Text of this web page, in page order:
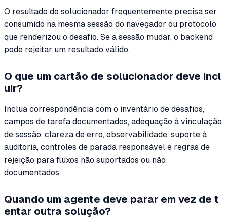
O resultado do solucionador frequentemente precisa ser
consumido na mesma sessão do navegador ou protocolo
que renderizou o desafio. Se a sessão mudar, o backend
pode rejeitar um resultado válido.
O que um cartão de solucionador deve incl
uir?
Inclua correspondência com o inventário de desafios,
campos de tarefa documentados, adequação à vinculação
de sessão, clareza de erro, observabilidade, suporte à
auditoria, controles de parada responsável e regras de
rejeição para fluxos não suportados ou não
documentados.
Quando um agente deve parar em vez de t
entar outra solução?